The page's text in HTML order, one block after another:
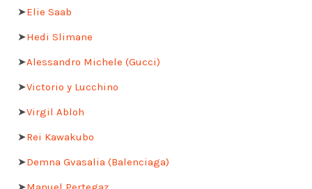
➤Elie Saab
➤Hedi Slimane
➤Alessandro Michele (Gucci)
➤Victorio y Lucchino
➤Virgil Abloh
➤Rei Kawakubo
➤Demna Gvasalia (Balenciaga)